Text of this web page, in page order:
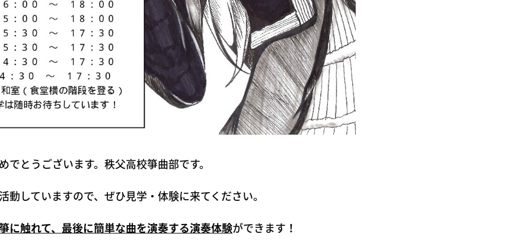
でとうございます。秩父高校箏曲部です。
動していますので、ぜひ見学・体験に来てください。
に触れて、最後に簡単な曲を演奏する演奏体験ができます！